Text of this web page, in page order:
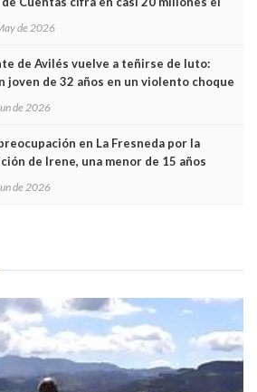
de los trenes que no cabían por los
de 2026
de Avilés vuelve a teñirse de luto:
joven de 32 años en un violento choque
de 2026
en La Fresneda por la
de Irene, una menor de 15 años
de 2026